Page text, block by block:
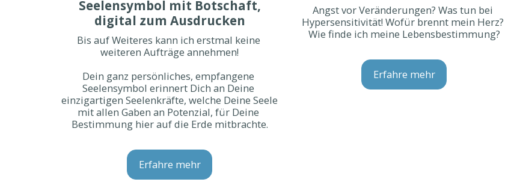
Seelensymbol mit Botschaft,
digital zum Ausdrucken
Bis auf Weiteres kann ich erstmal keine
weiteren Aufträge annehmen!
Dein ganz persönliches, empfangene
Seelensymbol erinnert Dich an Deine
einzigartigen Seelenkräfte, welche Deine Seele
mit allen Gaben an Potenzial, für Deine
Bestimmung hier auf die Erde mitbrachte.
Erfahre mehr
Angst vor Veränderungen? Was tun bei
Hypersensitivität! Wofür brennt mein Herz?
Wie finde ich meine Lebensbestimmung?
Erfahre mehr